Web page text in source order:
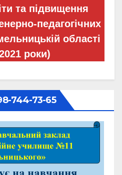
та підвищення
педагогічних
області
роки)
744-73-65